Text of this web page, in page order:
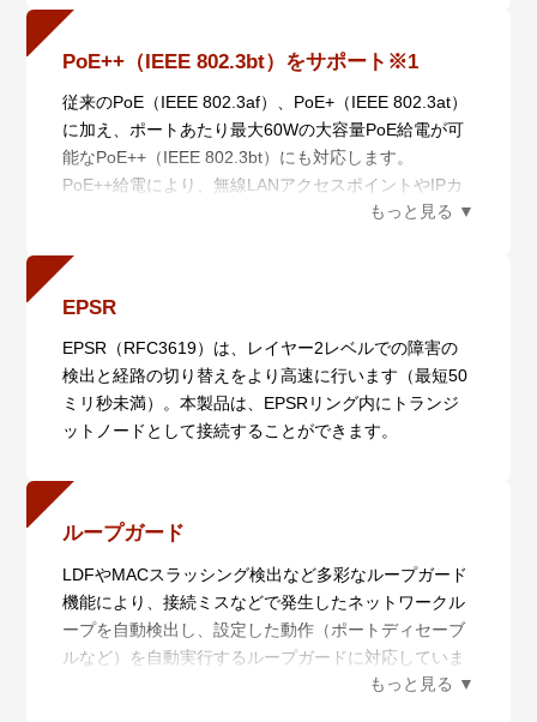
交換機器の自動復旧（オートリカバリー）、複数AMF
Plusメンバーに対するファームウェアの一括アップグ
・非AMF Plus装置対応（ワイドエリアバーチャルリン
ク）
非AMF Plus装置の混在や広域商用回線を介したAMF
Plusネットワークの構築が可能です。
さらに、広域商用回線を介して本機能を利用している
・分散マスター処理（AMF Plusコントローラー）
模ネットワークに対応します。
さらに、AMF PlusとAT-Vista Manager EXと連携させ
ることにより収集・分析されたネットワーク全体の情
報を俯瞰的に可視化し、ネットワーク管理者の意図に
・AMF Plusを用いた簡単マイグレーション
x250シリーズはスマートプロビジョニングにより、先
が移行できます。本機能により、ネットワークのアッ
プグレードをゼロタッチで実現でき、アップグレード
に必要な工数を大幅に削減します。
本シリーズではx210/x220/x230/XS900MXシリーズか
ます。
LD-VCS（ロングディスタンス－バーチャルシャーシ
す。これにより、離れたロケーションにあるスイッチ
を仮想的に1台のスイッチ化し、シンプルかつ冗長性
に優れたネットワークコアの提供が可能となります。
対応できます。
PoE++（IEEE 802.3bt）をサポート※1
従来のPoE（IEEE 802.3af）、PoE+（IEEE 802.3at）
に加え、ポートあたり最大60Wの大容量PoE給電が可
能なPoE++（IEEE 802.3bt）にも対応します。
PoE++給電により、無線LANアクセスポイントやIPカ
メラなど従来のPoEデバイスに加え、センサーやLED
ます。
※1 PoE++モデルのみ
EPSR
EPSR（RFC3619）は、レイヤー2レベルでの障害の
検出と経路の切り替えをより高速に行います（最短50
ミリ秒未満）。本製品は、EPSRリング内にトランジ
ットノードとして接続することができます。
ループガード
LDFやMACスラッシング検出など多彩なループガード
機能により、接続ミスなどで発生したネットワークル
ープを自動検出し、設定した動作（ポートディセーブ
ルなど）を自動実行するループガードに対応していま
す。LEDの点滅で視覚的に表示されるため、該当ポー